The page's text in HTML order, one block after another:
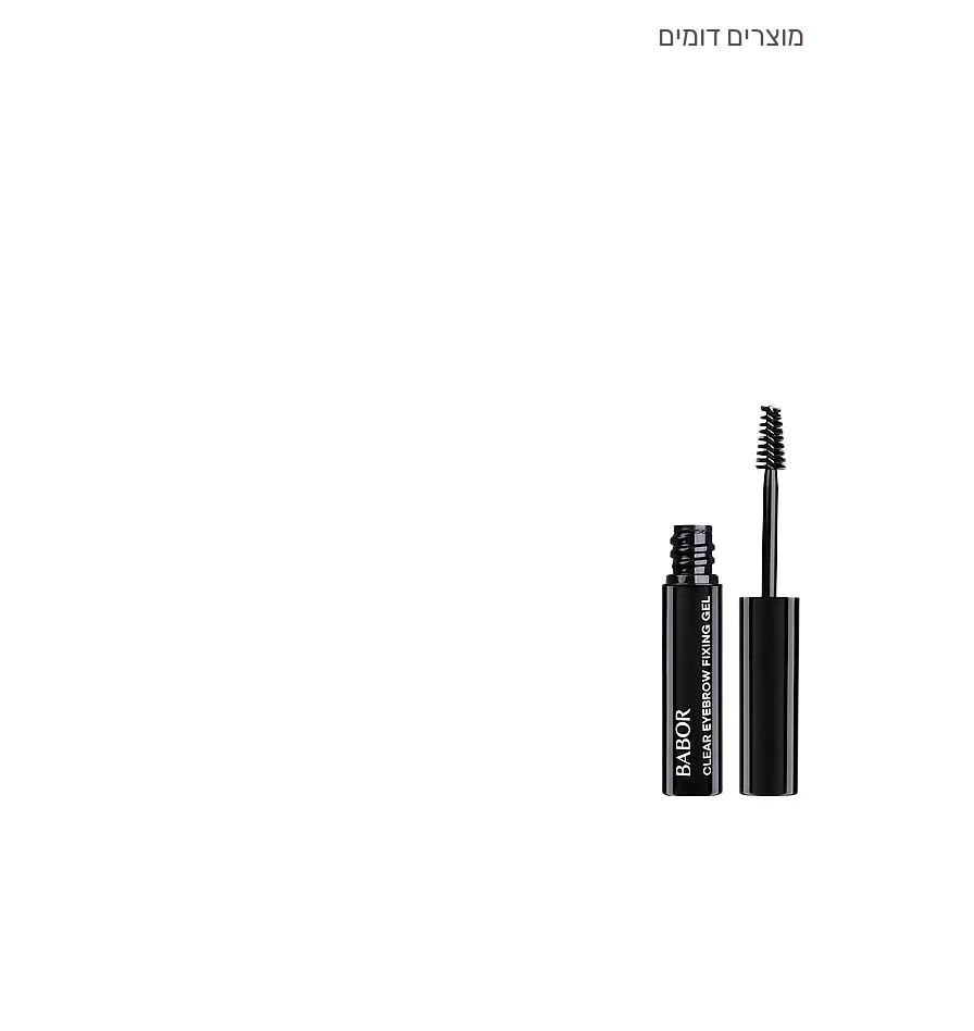
מוצרים דומים